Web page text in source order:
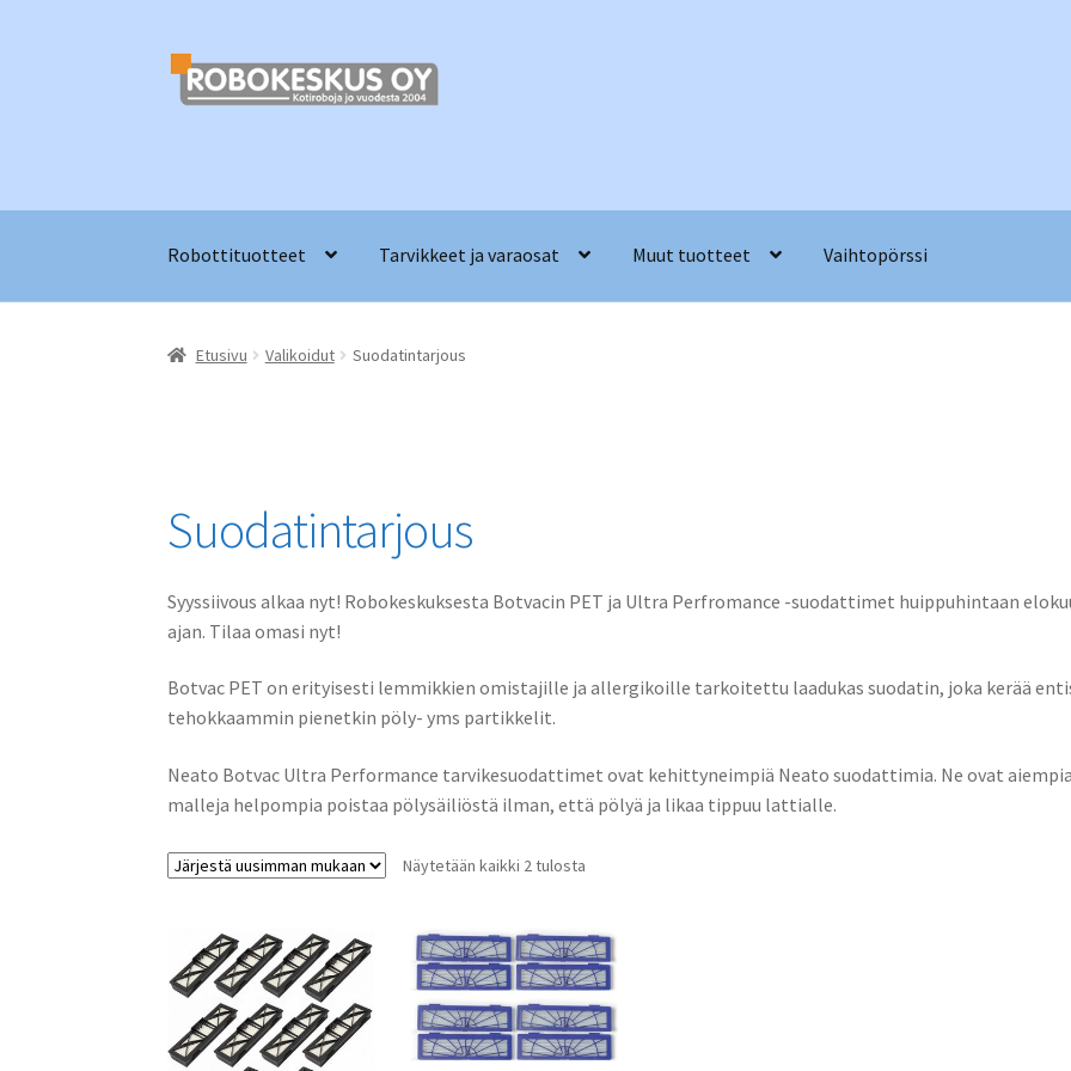
Siirry
navigointiin
Siirry
sisältöön
Robottituotteet Tarvikkeet ja varaosat Muut tuotteet Vaihtopörssi
Etusivu Valikoidut Suodatintarjous
Suodatintarjous
Syyssiivous alkaa nyt! Robokeskuksesta Botvacin PET ja Ultra Perfromance -suodattimet huippuhintaan
ajan. Tilaa omasi nyt!
Botvac PET on erityisesti lemmikkien omistajille ja allergikoille tarkoitettu laadukas suodatin, joka kerää
tehokkaammin pienetkin pöly- yms partikkelit.
Neato Botvac Ultra Performance tarvikesuodattimet ovat kehittyneimpiä Neato suodattimia. Ne ovat aiempia
malleja helpompia poistaa pölysäiliöstä ilman, että pölyä ja likaa tippuu lattialle.
Näytetään kaikki 2 tulosta